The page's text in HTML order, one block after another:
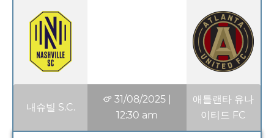
내슈빌 S.C.
31/08/2025|
12:30 am
애틀랜타 유나
이티드 FC